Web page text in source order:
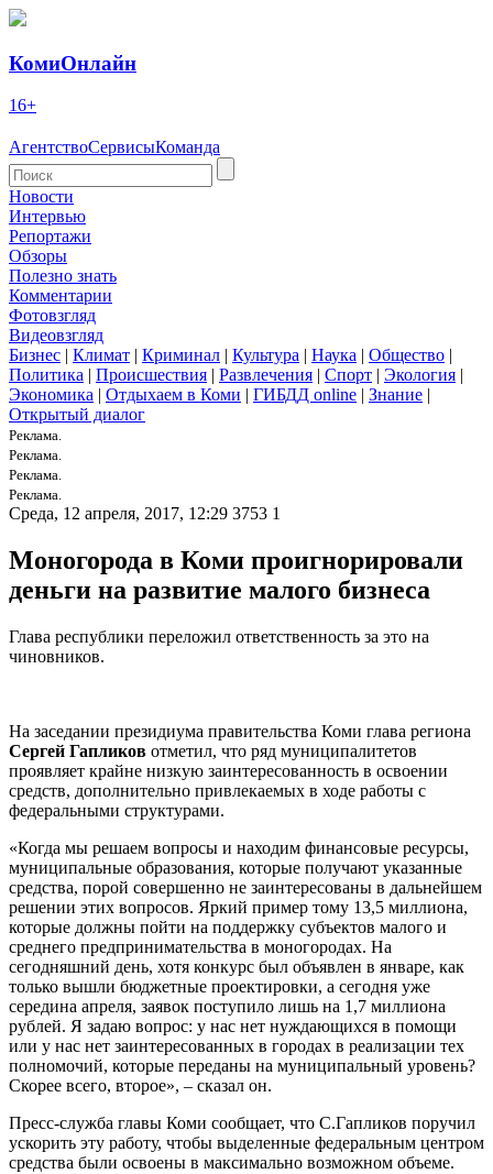
КомиОнлайн
16+
АгентствоСервисыКоманда
Новости
Интервью
Репортажи
Обзоры
Полезно знать
Комментарии
Фотовзгляд
Видеовзгляд
Бизнес | Климат | Криминал | Культура | Наука | Общество |
Политика | Происшествия | Развлечения | Спорт | Экология |
Экономика | Отдыхаем в Коми | ГИБДД online | Знание |
Открытый диалог
Реклама.
Реклама.
Реклама.
Реклама.
Среда, 12 апреля, 2017, 12:29 3753 1
Моногорода в Коми проигнорировали
деньги на развитие малого бизнеса
Глава республики переложил ответственность за это на
чиновников.
На заседании президиума правительства Коми глава региона
Сергей Гапликов отметил, что ряд муниципалитетов
проявляет крайне низкую заинтересованность в освоении
средств, дополнительно привлекаемых в ходе работы с
федеральными структурами.
«Когда мы решаем вопросы и находим финансовые ресурсы,
муниципальные образования, которые получают указанные
средства, порой совершенно не заинтересованы в дальнейшем
решении этих вопросов. Яркий пример тому 13,5 миллиона,
которые должны пойти на поддержку субъектов малого и
среднего предпринимательства в моногородах. На
сегодняшний день, хотя конкурс был объявлен в январе, как
только вышли бюджетные проектировки, а сегодня уже
середина апреля, заявок поступило лишь на 1,7 миллиона
рублей. Я задаю вопрос: у нас нет нуждающихся в помощи
или у нас нет заинтересованных в городах в реализации тех
полномочий, которые переданы на муниципальный уровень?
Скорее всего, второе», – сказал он.
Пресс-служба главы Коми сообщает, что С.Гапликов поручил
ускорить эту работу, чтобы выделенные федеральным центром
средства были освоены в максимально возможном объеме.